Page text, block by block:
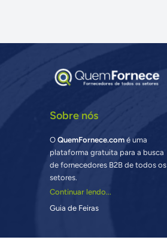
Sobre nós
OQuemFornece.com é uma
plataforma gratuita para a busca
de fornecedores B2B de todos os
setores.
Continuar lendo...
Guia de Feiras